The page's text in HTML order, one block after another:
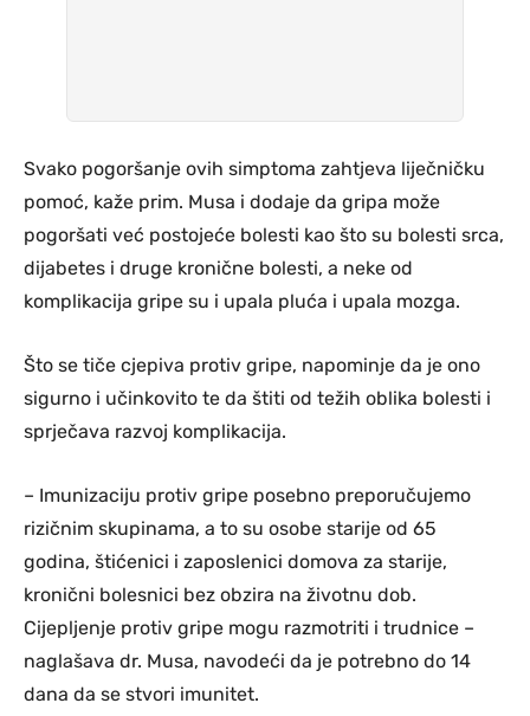
Svako pogoršanje ovih simptoma zahtjeva liječničku
pomoć, kaže prim. Musa i dodaje da gripa može
pogoršati već postojeće bolesti kao što su bolesti srca,
dijabetes i druge kronične bolesti, a neke od
komplikacija gripe su i upala pluća i upala mozga.
Što se tiče cjepiva protiv gripe, napominje da je ono
sigurno i učinkovito te da štiti od težih oblika bolesti i
sprječava razvoj komplikacija.
– Imunizaciju protiv gripe posebno preporučujemo
rizičnim skupinama, a to su osobe starije od 65
godina, štićenici i zaposlenici domova za starije,
kronični bolesnici bez obzira na životnu dob.
Cijepljenje protiv gripe mogu razmotriti i trudnice –
naglašava dr. Musa, navodeći da je potrebno do 14
dana da se stvori imunitet.